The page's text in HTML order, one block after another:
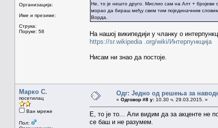
Организација:
Име и презиме:
Струка:
Поруке: 58
Не, то је нешто друго. Мислио сам на Алт + бројеви
морао да бираш међу свим тим појединачним
Ворда.
На нашој википедији у чланку о
https://sr.wikipedia .org/wiki/Интерпункција
Нисам ни знао да постоје.
Марко С.
посетилац
Ван мреже
Пол:
Одг: Једно од решења за
« Одговор #8 у: 10.30 ч. 29.03.2015. »
Е, то је то... Али видим да за акценте не
се баш и не разумем.